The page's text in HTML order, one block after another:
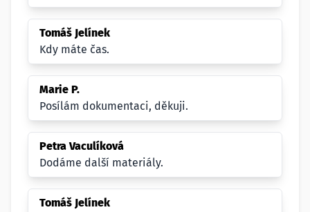
Tomáš Jelínek
Kdy máte čas.
Marie P.
Posílám dokumentaci, děkuji.
Petra Vaculíková
Dodáme další materiály.
Tomáš Jelínek